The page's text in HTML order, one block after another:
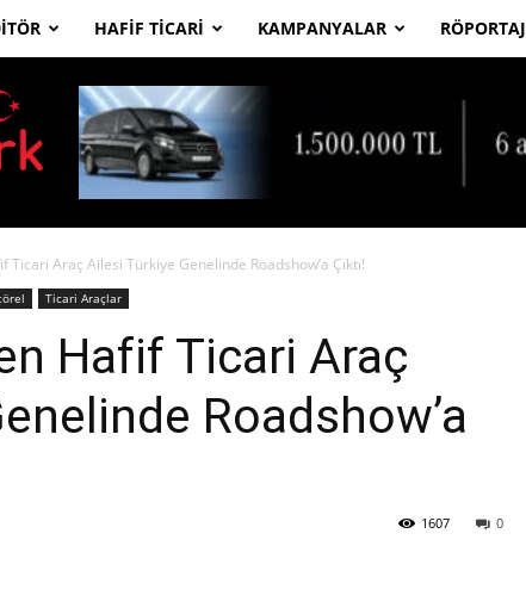
HAFIF TICARI KAMPANYALAR RÖPORTAJ
Ticari Araç Ailesi Türkiye Genelinde Roadshow’a Çıktı!
Ticari Araçlar
Hafif Ticari Araç
Roadshow’a
0
1607